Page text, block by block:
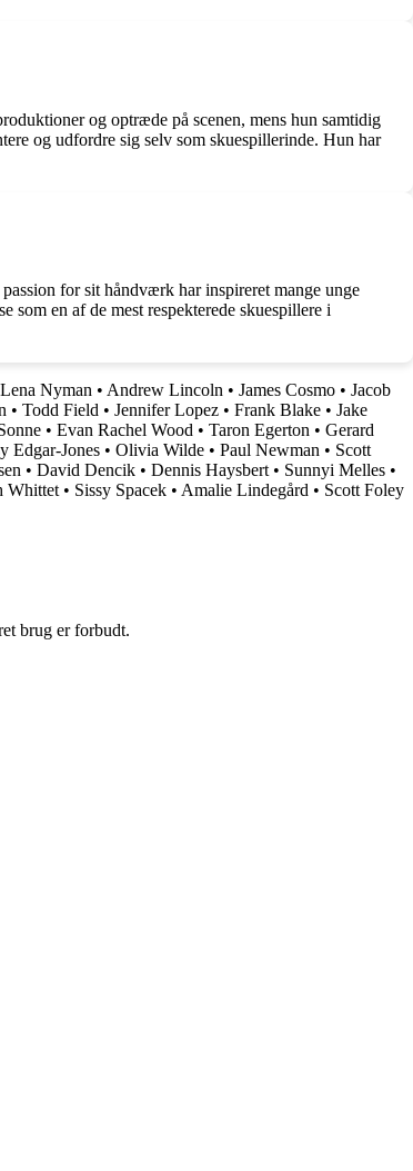
og optræde på scenen, mens hun samtidig
og udfordre sig selv som skuespillerinde. Hun har
for sit håndværk har inspireret mange unge
en af de mest respekterede skuespillere i
Lena Nyman • Andrew Lincoln • James Cosmo • Jacob
• Todd Field • Jennifer Lopez • Frank Blake • Jake
• Evan Rachel Wood • Taron Egerton • Gerard
Edgar-Jones • Olivia Wilde • Paul Newman • Scott
• David Dencik • Dennis Haysbert • Sunnyi Melles •
Whittet • Sissy Spacek • Amalie Lindegård • Scott Foley
brug er forbudt.